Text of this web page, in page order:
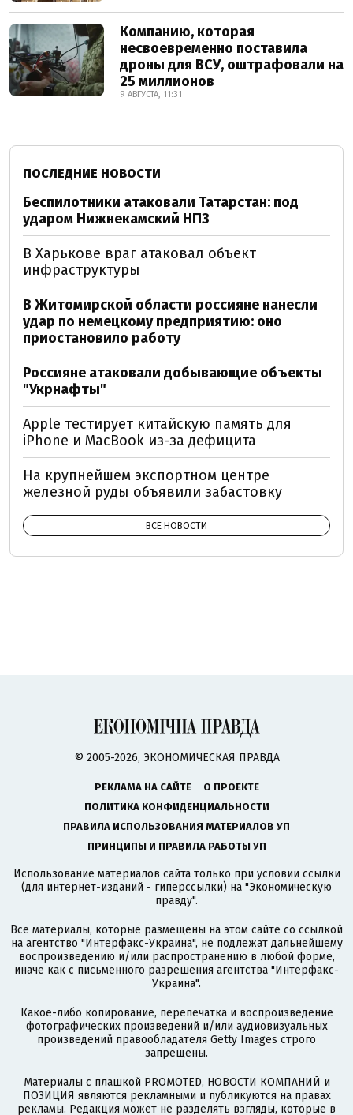
Компанию, которая
несвоевременно поставила
дроны для ВСУ, оштрафовали на
25 миллионов
9 АВГУСТА, 11:31
ПОСЛЕДНИЕ НОВОСТИ
Беспилотники атаковали Татарстан: под
ударом Нижнекамский НПЗ
В Харькове враг атаковал объект
инфраструктуры
В Житомирской области россияне нанесли
удар по немецкому предприятию: оно
приостановило работу
Россияне атаковали добывающие объекты
"Укрнафты"
Apple тестирует китайскую память для
iPhone и MacBook из-за дефицита
На крупнейшем экспортном центре
железной руды объявили забастовку
ВСЕ НОВОСТИ
© 2005-2026, ЭКОНОМИЧЕСКАЯ ПРАВДА
РЕКЛАМА НА САЙТЕ
О ПРОЕКТЕ
ПОЛИТИКА КОНФИДЕНЦИАЛЬНОСТИ
ПРАВИЛА ИСПОЛЬЗОВАНИЯ МАТЕРИАЛОВ УП
ПРИНЦИПЫ И ПРАВИЛА РАБОТЫ УП
Использование материалов сайта только при условии ссылки
(для интернет-изданий - гиперссылки) на "Экономическую
правду".
Все материалы, которые размещены на этом сайте со ссылкой
на агентство "Интерфакс-Украина", не подлежат дальнейшему
воспроизведению и/или распространению в любой форме,
иначе как с письменного разрешения агентства "Интерфакс-
Украина".
Какое-либо копирование, перепечатка и воспроизведение
фотографических произведений и/или аудиовизуальных
произведений правообладателя Getty Images строго
запрещены.
Материалы с плашкой PROMOTED, НОВОСТИ КОМПАНИЙ и
ПОЗИЦИЯ являются рекламными и публикуются на правах
рекламы. Редакция может не разделять взгляды, которые в